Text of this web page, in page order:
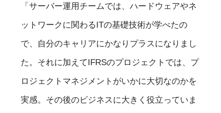
「サーバー運用チームでは、ハードウェアやネ
ットワークに関わるITの基礎技術が学べたの
で、自分のキャリアにかなりプラスになりまし
た。それに加えてIFRSのプロジェクトでは、プ
ロジェクトマネジメントがいかに大切なのかを
実感。その後のビジネスに大きく役立っていま